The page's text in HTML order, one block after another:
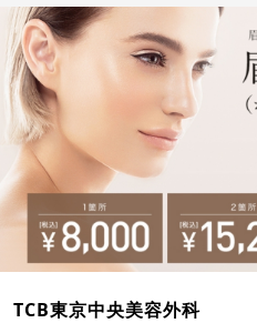
TCB東京中央美容外科